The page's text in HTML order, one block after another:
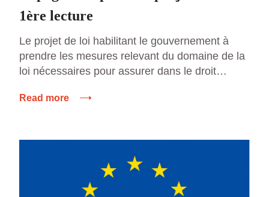
1ère lecture
Le projet de loi habilitant le gouvernement à
prendre les mesures relevant du domaine de la
loi nécessaires pour assurer dans le droit
mondial antidopage, a été adopté en première
Read more